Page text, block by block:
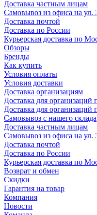
Доставка частным лицам
Самовывоз из офиса на ул.
Доставка почтой
Доставка по России
Курьерская доставка по
Обзоры
Бренды
Как купить
Условия оплаты
Условия доставки
Доставка организациям
Доставка для организаций
Доставка для организаций
Самовывоз с нашего склада
Доставка частным лицам
Самовывоз из офиса на ул.
Доставка почтой
Доставка по России
Курьерская доставка по
Возврат и обмен
Скидки
Гарантия на товар
Компания
Новости